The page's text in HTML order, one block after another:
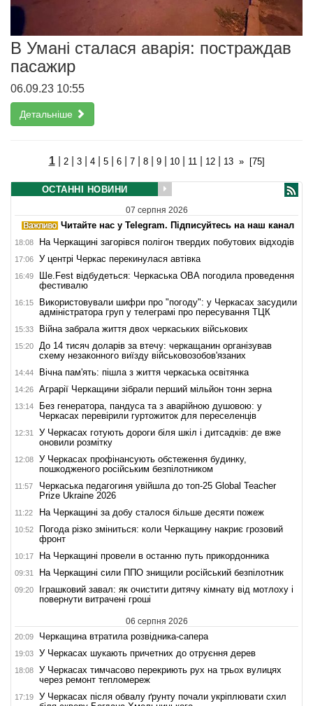
В Умані сталася аварія: постраждав
пасажир
06.09.23 10:55
Детальніше
1| 2| 3| 4| 5| 6| 7| 8| 9| 10| 11 12| 13 » [75]
ОСТАННІ НОВИНИ
07 серпня 2026
Читайте нас у Telegram. Підписуйтесь на наш канал
18:08 На Черкащині загорівся полігон твердих побутових відходів
17:06 У центрі Черкас перекинулася автівка
16:49
Ше.Fest відбудеться: Черкаська ОВА погодила проведення
фестивалю
16:15
Використовували шифри про "погоду": у Черкасах засудили
адміністратора груп у телеграмі про пересування ТЦК
15:33 Війна забрала життя двох черкаських військових
15:20
До 14 тисяч доларів за втечу: черкащанин організував
схему незаконного виїзду військовозобов'язаних
14:44 Вічна пам'ять: пішла з життя черкаська освітянка
14:26 Аграрії Черкащини зібрали перший мільйон тонн зерна
13:14
Без генератора, пандуса та з аварійною душовою: у
Черкасах перевірили гуртожиток для переселенців
12:31
У Черкасах готують дороги біля шкіл і дитсадків: де вже
оновили розмітку
12:08
У Черкасах профінансують обстеження будинку,
пошкодженого російським безпілотником
11:57
Черкаська педагогиня увійшла до топ-25 Global Teacher
Prize Ukraine 2026
11:22 На Черкащині за добу сталося більше десяти пожеж
10:52
Погода різко зміниться: коли Черкащину накриє грозовий
фронт
10:17 На Черкащині провели в останню путь прикордонника
09:31 На Черкащині сили ППО знищили російський безпілотник
09:20
Іграшковий завал: як очистити дитячу кімнату від мотлоху і
повернути витрачені гроші
06 серпня 2026
20:09 Черкащина втратила розвідника-сапера
19:03 У Черкасах шукають причетних до отруєння дерев
18:08
У Черкасах тимчасово перекриють рух на трьох вулицях
через ремонт тепломереж
17:19
У Черкасах після обвалу ґрунту почали укріплювати схил